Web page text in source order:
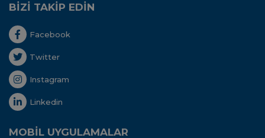
BİZİ TAKİP EDİN
Facebook
Twitter
Instagram
Linkedin
MOBİL UYGULAMALAR